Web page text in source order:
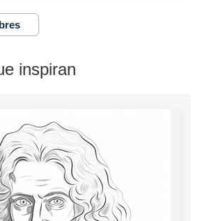
inspiran